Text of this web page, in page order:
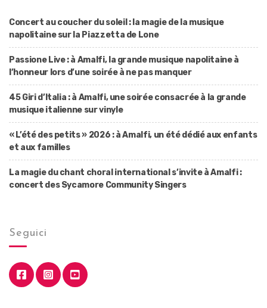
Concert au coucher du soleil : la magie de la musique
napolitaine sur la Piazzetta de Lone
Passione Live : à Amalfi, la grande musique napolitaine à
l’honneur lors d’une soirée à ne pas manquer
45 Giri d’Italia : à Amalfi, une soirée consacrée à la grande
musique italienne sur vinyle
« L’été des petits » 2026 : à Amalfi, un été dédié aux enfants
et aux familles
La magie du chant choral international s’invite à Amalfi :
concert des Sycamore Community Singers
Seguici